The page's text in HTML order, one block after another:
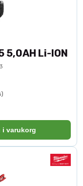
5,0AH Li-ION
i varukorg